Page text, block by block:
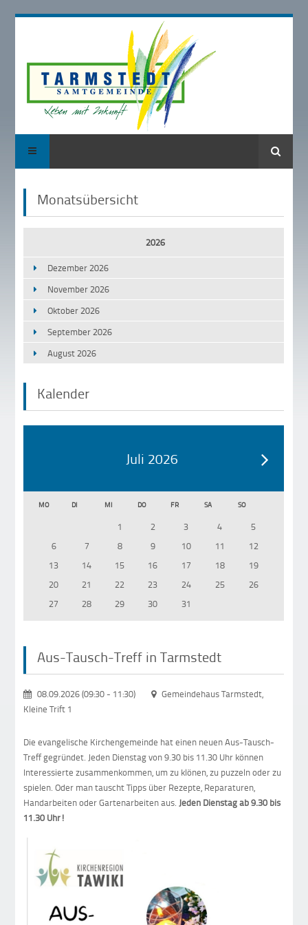
Suche
Monatsübersicht
2026
Dezember 2026
November 2026
Oktober 2026
September 2026
August 2026
Kalender
Juli 2026
MO DI MI DO FR SA SO
1 2 3 4
5
6
7 8 9 10 11
12
13
14 15 16 17 18
19
20
21 22 23 24 25
26
27
28 29 30 31
Aus-Tausch-Treff in Tarmstedt
08.09.2026 (09:30- 11:30)
Gemeindehaus Tarmstedt,
Kleine Trift 1
Die evangelische Kirchengemeinde hat einen neuen Aus-Tausch-
Treff gegründet. Jeden Dienstag von 9.30 bis 11.30 Uhr können
Interessierte zusammenkommen, um zu klönen, zu puzzeln oder zu
spielen. Oder man tauscht Tipps über Rezepte, Reparaturen,
Handarbeiten oder Gartenarbeiten aus.Jeden Dienstag ab 9.30 bis
11.30 Uhr!